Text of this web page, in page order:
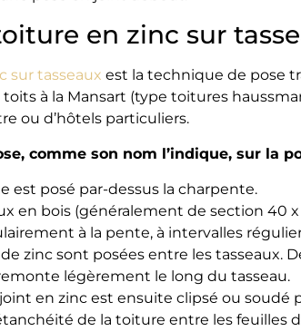
en zinc sur
sur tasseaux est la technique de pose
à la Mansart (type toitures
ou d’hôtels particuliers.
comme son nom l’indique, sur la
est posé par-dessus la charpente.
en bois (généralement de section 40
à la pente, à intervalles
zinc sont posées entre les tasseaux.
légèrement le long du tasseau.
en zinc est ensuite clipsé ou soudé
de la toiture entre les feuilles